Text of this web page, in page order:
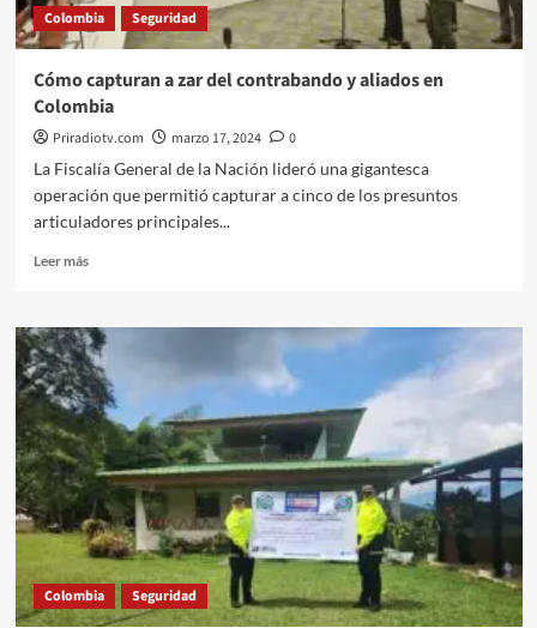
Colombia Seguridad
Cómo capturan a zar del contrabando y aliados en
Colombia
Priradiotv.com marzo 17, 2024
0
La Fiscalía General de la Nación lideró una gigantesca
operación que permitió capturar a cinco de los presuntos
articuladores principales...
Leer másLeer
Cómo
capturan
a
zar
del
contrabando
y
aliados
Colombia
Colombia Seguridad